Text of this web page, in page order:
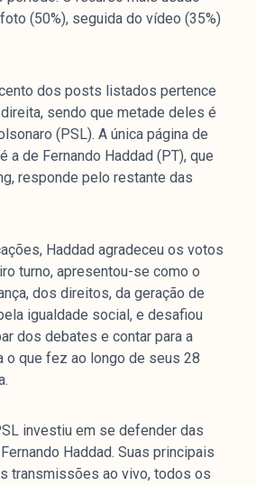
(50%), seguida do vídeo (35%)
dos posts listados pertence
sendo que metade deles é
(PSL). A única página de
a de Fernando Haddad (PT), que
responde pelo restante das
Haddad agradeceu os votos
turno, apresentou-se como o
dos direitos, da geração de
igualdade social, e desafiou
dos debates e contar para a
o que fez ao longo de seus 28
investiu em se defender das
Haddad. Suas principais
transmissões ao vivo, todos os